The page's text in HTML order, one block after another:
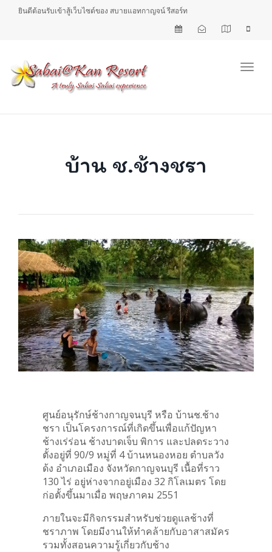
ยินดีต้อนรับเข้าสู้เว็บไซต์ของ สบายแอทกาญจน์ รีสอร์ท
บ้าน ช.ช้างชรา
ศูนย์อนุรักษ์ช้างกาญจนบุรี หรือ บ้านช.ช้าง
ชรา เป็นโครงการณ์ที่เกิดขึ้นเพื่อแก้ปัญหา
ช้างเร่ร่อน ช้างบาดเจ็บ พิการ และปลดระวาง
ตั้งอยู่ที่ 90/9 หมู่ที่ 4 บ้านหนองหอย ตำบลวัง
ด้ง อำเภอเมือง จังหวัดกาญจนบุรี เนื้อที่ราว
130 ไร่ อยู่ห่างจากอยู่เมือง 32 กิโลเมตร โดย
ก่อตั้งขึ้นมาเมื่อ พฤษภาคม 2551
ภายในจะมีกิจกรรมสำหรับช่วยดูแลช้างที่
ชราภาพ โดยมีงานให้ทำคล้ายกับอาสาสมัคร
รวมทั้งสอนความรู้เกี่ยวกับช้าง